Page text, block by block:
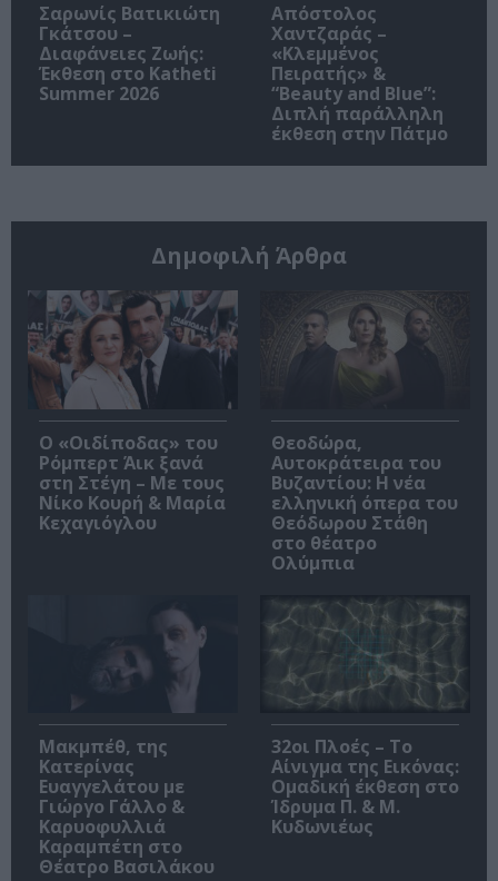
Σαρωνίς Βατικιώτη
Γκάτσου –
Διαφάνειες Ζωής:
Έκθεση στο Katheti
Summer 2026
Απόστολος
Χαντζαράς –
«Κλεμμένος
Πειρατής» &
“Beauty and Blue”:
Διπλή παράλληλη
έκθεση στην Πάτμο
Δημοφιλή Άρθρα
O «Οιδίποδας» του
Ρόμπερτ Άικ ξανά
στη Στέγη – Με τους
Νίκο Κουρή & Μαρία
Κεχαγιόγλου
Θεοδώρα,
Αυτοκράτειρα του
Βυζαντίου: Η νέα
ελληνική όπερα του
Θεόδωρου Στάθη
στο θέατρο
Ολύμπια
Μακμπέθ, της
Κατερίνας
Ευαγγελάτου με
Γιώργο Γάλλο &
Καρυοφυλλιά
Καραμπέτη στο
Θέατρο Βασιλάκου
32οι Πλοές – Το
Αίνιγμα της Εικόνας:
Ομαδική έκθεση στο
Ίδρυμα Π. & Μ.
Κυδωνιέως